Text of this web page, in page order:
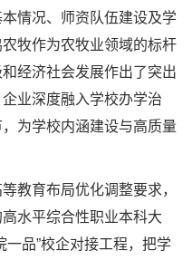
情况、师资队伍建设及学
牧作为农牧业领域的标杆
经济社会发展作出了突出
业深度融入学校办学治
为学校内涵建设与高质量
教育布局优化调整要求，
水平综合性职业本科大
一品”校企对接工程，把学